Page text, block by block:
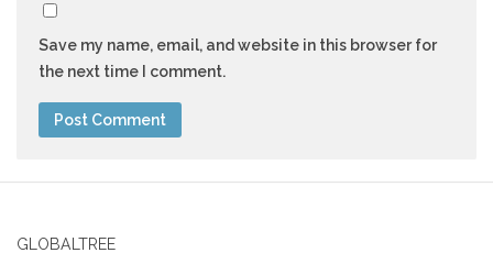
Save my name, email, and website in this browser for
the next time I comment.
GLOBALTREE